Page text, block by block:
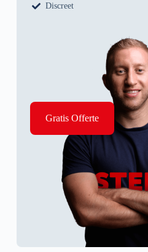
Discreet
Gratis Offerte